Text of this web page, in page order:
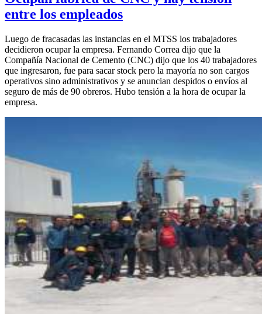
entre los empleados
Luego de fracasadas las instancias en el MTSS los trabajadores
decidieron ocupar la empresa. Fernando Correa dijo que la
Compañía Nacional de Cemento (CNC) dijo que los 40 trabajadores
que ingresaron, fue para sacar stock pero la mayoría no son cargos
operativos sino administrativos y se anuncian despidos o envíos al
seguro de más de 90 obreros. Hubo tensión a la hora de ocupar la
empresa.